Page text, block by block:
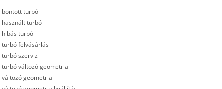
bontott turbó
használt turbó
hibás turbó
turbó felvásárlás
turbó szerviz
turbó változó geometria
változó geometria